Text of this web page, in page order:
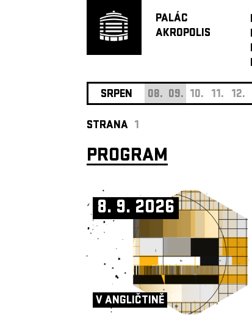
PALÁC
AKROPOLIS
SRPEN 08. 09. 10. 11. 12.
STRANA 1
PROGRAM
8. 9. 2026
V ANGLIČTINĚ